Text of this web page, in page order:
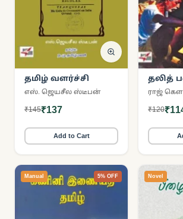
தமிழ் வளர்ச்சி
எஸ். ஜெயசீல ஸ்டீபன்
₹145₹137
Add to Cart
தலித்
ராஜ்
₹120
Manual 5% OFF Novel